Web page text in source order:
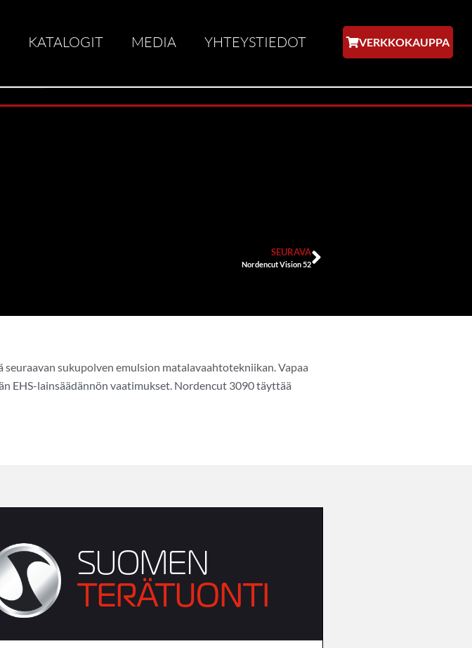
KATALOGIT MEDIA YHTEYSTIEDOT VERKKOKAUPPA
SEURAVA
Nordencut Vision 52
sukupolven emulsion matalavaahtotekniikan. Vapaa
EHS-lainsäädännön vaatimukset. Nordencut 3090 täyttää